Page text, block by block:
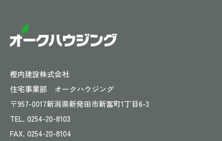
樫内建設株式会社
住宅事業部 オークハウジング
〒957-0017新潟県新発田市新富町1丁目6-3
TEL. 0254-20-8103
FAX. 0254-20-8104